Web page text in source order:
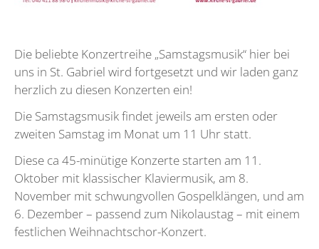
Die beliebte Konzertreihe „Samstagsmusik“ hier bei
uns in St. Gabriel wird fortgesetzt und wir laden ganz
herzlich zu diesen Konzerten ein!
Die Samstagsmusik findet jeweils am ersten oder
zweiten Samstag im Monat um 11 Uhr statt.
Diese ca 45-minütige Konzerte starten am 11.
Oktober mit klassischer Klaviermusik, am 8.
November mit schwungvollen Gospelklängen, und am
6. Dezember – passend zum Nikolaustag – mit einem
festlichen Weihnachtschor-Konzert.